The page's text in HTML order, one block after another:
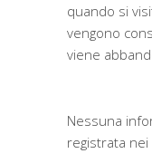
quando si
vengono
viene
Nessuna
registrata nei